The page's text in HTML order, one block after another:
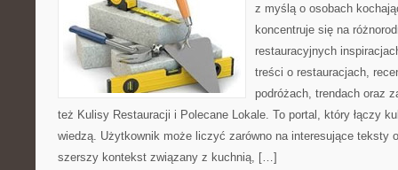
z myślą o osobach
koncentruje się na
restauracyjnych
treści o restauracjach,
podróżach, trendach oraz
też Kulisy Restauracji i Polecane Lokale. To portal, który łączy
wiedzą. Użytkownik może liczyć zarówno na interesujące teksty
szerszy kontekst związany z kuchnią, […]